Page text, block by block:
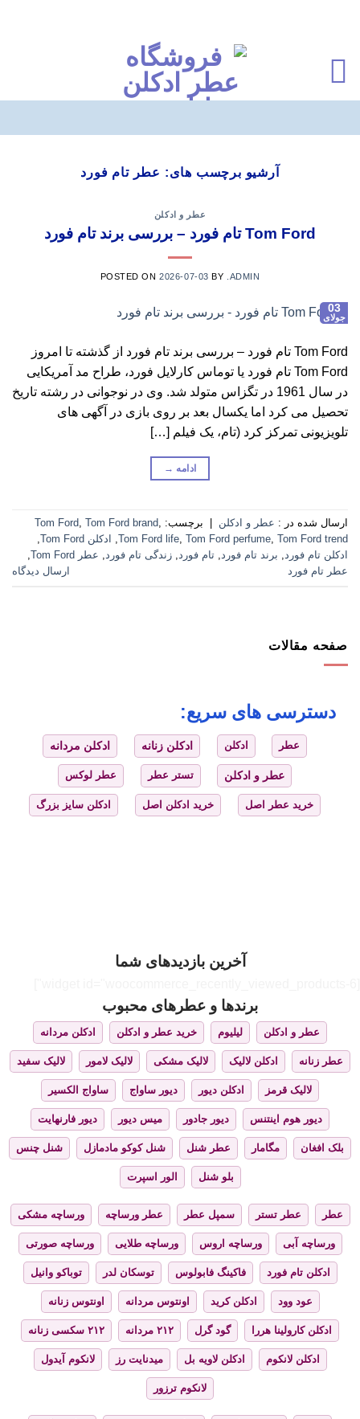
آرشیو برچسب های: عطر تام فورد
عطر و ادکلن
Tom Ford تام فورد – بررسی برند تام فورد
POSTED ON2026-07-03 BY .ADMIN
03
جولای
Tom Ford تام فورد – بررسی برند تام فورد از گذشته تا امروز
Tom Ford تام فورد یا توماس کارلایل فورد، طراح مد آمریکایی
در سال 1961 در تگزاس متولد شد. وی در نوجوانی در رشته تاریخ
تحصیل می کرد اما یکسال بعد بر روی بازی در آگهی های
تلویزیونی تمرکز کرد (تام، یک فیلم […]
ادامه →
ارسال شده در : عطر و ادکلن برچسب: Tom Ford, Tom Ford brand,
Tom Ford life, Tom Ford perfume, Tom Ford trend
, ادکلن Tom Ford
,
ادکلن تام فورد, برند تام فورد, تام فورد, زندگی تام فورد, عطر Tom Ford
,
عطر تام فورد
ارسال دیدگاه
صفحه مقالات
دسترسی های سریع:
عطر ادکلن ادکلن زنانه ادکلن مردانه
عطر و ادکلن تستر عطر عطر لوکس
خرید عطر اصل خرید ادکلن اصل ادکلن سایز بزرگ
آخرین بازدیدهای شما
برندها و عطرهای محبوب
عطر و ادکلن لیلیوم خرید عطر و ادکلن ادکلن مردانه
عطر زنانه ادکلن لالیک لالیک مشکی لالیک لامور لالیک سفید
لالیک قرمز ادکلن دیور دیور ساواج ساواج الکسیر
دیور هوم اینتنس دیور جادور میس دیور دیور فارنهایت
بلک افغان مگامار عطر شنل شنل کوکو مادمازل شنل چنس
بلو شنل الور اسپرت
عطر عطر تستر سمپل عطر عطر ورساچه ورساچه مشکی
ورساچه آبی ورساچه اروس ورساچه طلایی ورساچه صورتی
ادکلن تام فورد فاکینگ فابولوس توسکان لدر توباکو وانیل
عود وود ادکلن کرید اونتوس مردانه اونتوس زنانه
ادکلن کارولینا هررا گود گرل ۲۱۲ مردانه ۲۱۲ سکسی زنانه
ادکلن لانکوم ادکلن لاویه بل میدنایت رز لانکوم آیدول
لانکوم ترزور